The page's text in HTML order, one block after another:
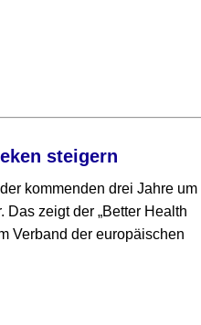
steigern
kommenden drei Jahre um
zeigt der „Better Health
Verband der europäischen